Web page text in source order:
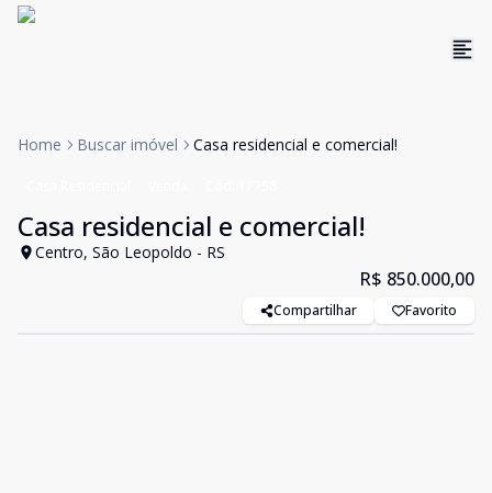
Home Buscar imóvel Casa residencial e comercial!
Casa residencial e comercial!
Centro, São Leopoldo - RS
R$ 850.000,00
Compartilhar Favorito